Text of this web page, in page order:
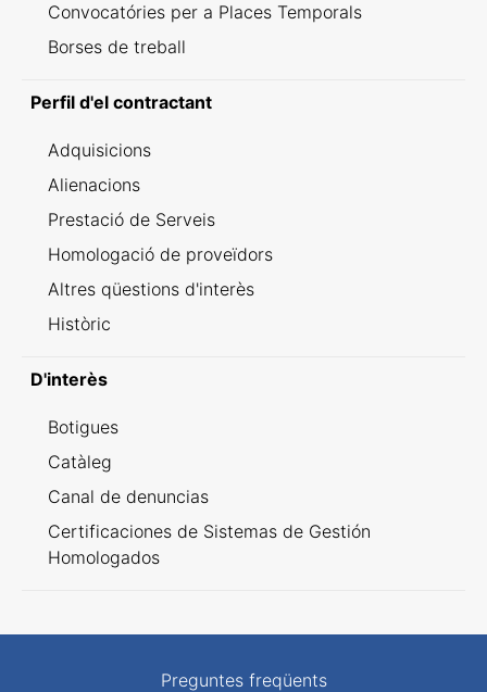
Convocatóries per a Places Temporals
Borses de treball
Perfil d'el contractant
Adquisicions
Alienacions
Prestació de Serveis
Homologació de proveïdors
Altres qüestions d'interès
Històric
D'interès
Botigues
Catàleg
Canal de denuncias
Certificaciones de Sistemas de Gestión
Homologados
Preguntes freqüents